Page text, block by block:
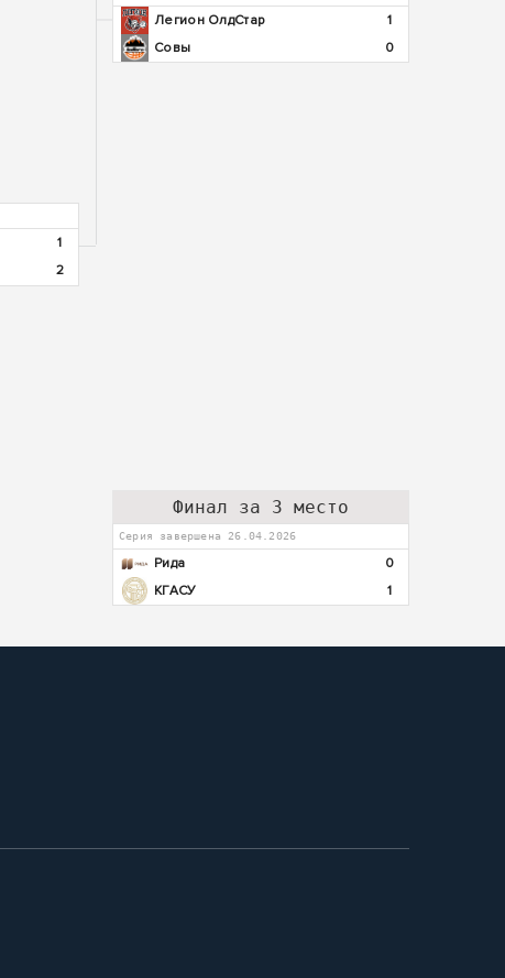
1
2
Легион ОлдСтар
1
Совы
0
Финал за 3 место
Серия завершена 26.04.2026
Рида
0
КГАСУ
1